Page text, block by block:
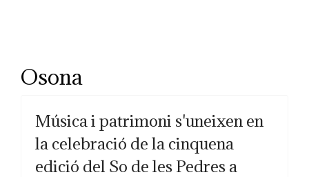
Osona
Música i patrimoni s'uneixen en
la celebració de la cinquena
edició del So de les Pedres a